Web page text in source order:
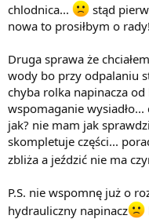
chlodnica...
stąd
nowa to prosiłbym o rady!
Druga sprawa że
wody bo przy odpalaniu
chyba rolka napinacza od
wspomaganie
jak? nie mam jak
skompletuje części...
zbliża a jeździć nie ma
P.S. nie wspomnę już o
hydrauliczny napinacz